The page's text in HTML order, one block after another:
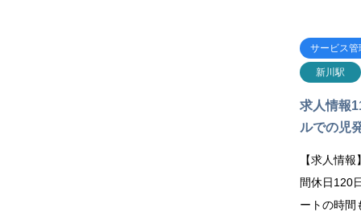
サービス管
新川駅
求人情報
ルでの児
【求人情
間休日120
ートの時間